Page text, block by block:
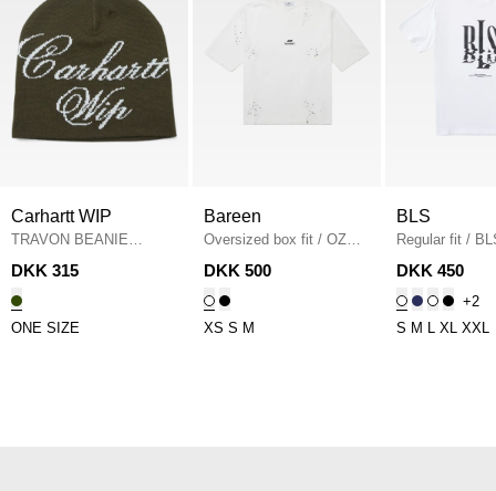
Carhartt WIP
TRAVON BEANIE
I036811 HUER
DKK 315
ONE SIZE
Bareen
Oversized box fit / OZ
Box Fit T-shirt
DKK 500
XS S M
BLS
Regular fit /
Northsea
DKK 450
+2
S M XL XXL